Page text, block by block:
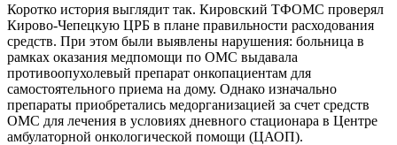
Коротко история выглядит так. Кировский ТФОМС проверял
Кирово-Чепецкую ЦРБ в плане правильности расходования
средств. При этом были выявлены нарушения: больница в
рамках оказания медпомощи по ОМС выдавала
противоопухолевый препарат онкопациентам для
самостоятельного приема на дому. Однако изначально
препараты приобретались медорганизацией за счет средств
ОМС для лечения в условиях дневного стационара в Центре
амбулаторной онкологической помощи (ЦАОП).